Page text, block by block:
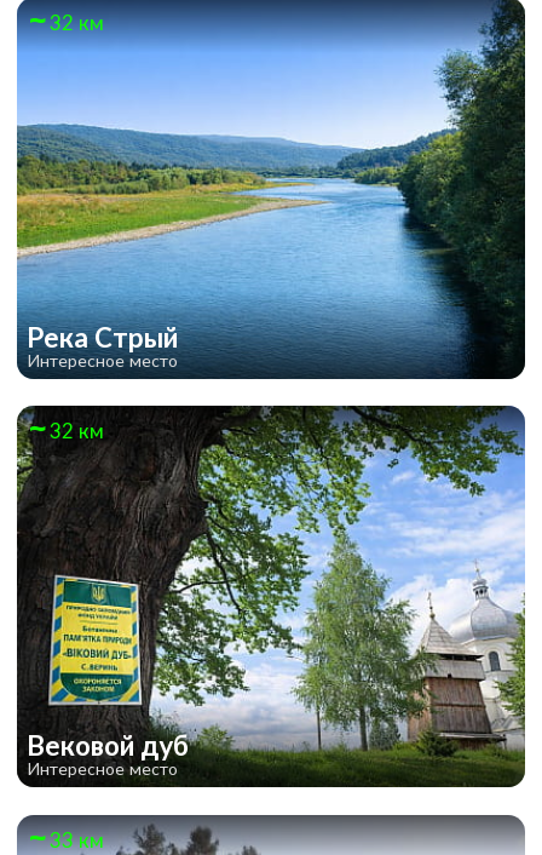
32 км
Река Стрый
Интересное место
32 км
Вековой дуб
Интересное место
33 км